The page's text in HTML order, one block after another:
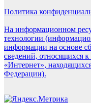
Политика
На информационном
технологии
информации на основе
сведений, относящихся к
«Интернет»,
Федерации).